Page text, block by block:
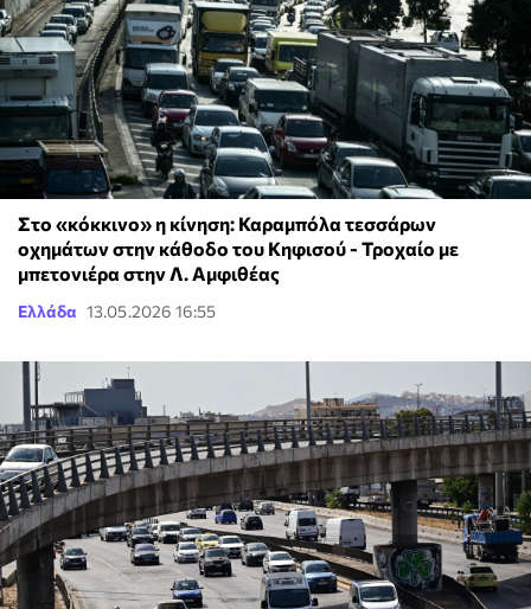
Στο «κόκκινο» η κίνηση: Καραμπόλα τεσσάρων
οχημάτων στην κάθοδο του Κηφισού - Τροχαίο με
μπετονιέρα στην Λ. Αμφιθέας
Ελλάδα 13.05.2026 16:55